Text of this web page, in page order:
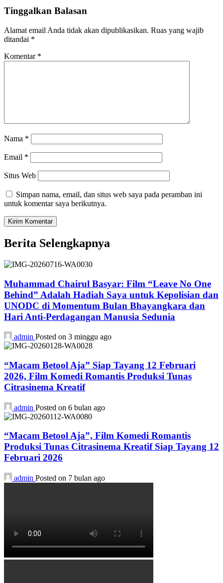
Tinggalkan Balasan
Alamat email Anda tidak akan dipublikasikan. Ruas yang wajib
ditandai *
Komentar *
Nama *
Email *
Situs Web
Simpan nama, email, dan situs web saya pada peramban ini
untuk komentar saya berikutnya.
Berita Selengkapnya
Muhammad Chairul Basyar: Film “Leave No One
Behind” Adalah Hadiah Saya untuk Kepolisian dan
UNODC di Momentum Bulan Bhayangkara dan
Hari Anti-Perdagangan Manusia Sedunia
admin Posted on 3 minggu ago
“Macam Betool Aja” Siap Tayang 12 Februari
2026, Film Komedi Romantis Produksi Tunas
Citrasinema Kreatif
admin Posted on 6 bulan ago
“Macam Betool Aja”, Film Komedi Romantis
Produksi Tunas Citrasinema Kreatif Siap Tayang 12
Februari 2026
admin Posted on 7 bulan ago